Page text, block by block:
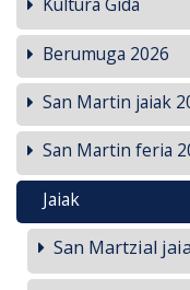
Berumuga 2026
San Martin jaiak
San Martin feria
Jaiak
San Martzial